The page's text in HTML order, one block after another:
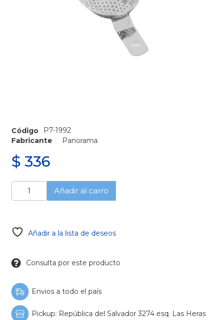
Código
P7-1992
Fabricante
Panorama
$ 336
Cubeta
Desden.
Sup
cantidad
Añadir al carro
Añadir a la lista de deseos
Consulta por este producto
Envios a todo el país
Pickup: República del Salvador 3274 esq. Las Heras